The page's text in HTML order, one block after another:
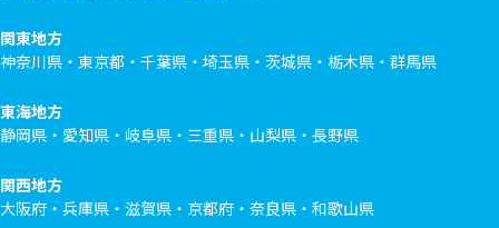
関東地方
神奈川県・東京都・千葉県・埼玉県・茨城県・栃木県・群馬県
東海地方
静岡県・愛知県・岐阜県・三重県・山梨県・長野県
関西地方
大阪府・兵庫県・滋賀県・京都府・奈良県・和歌山県